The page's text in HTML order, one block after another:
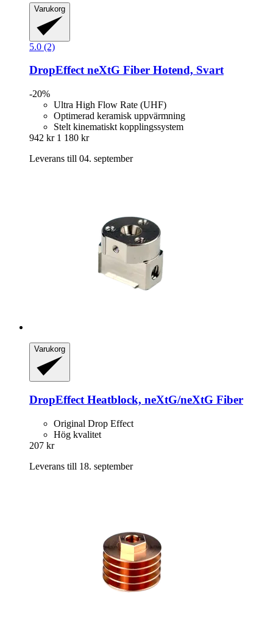
Varukorg
5.0 (2)
DropEffectneXtG Fiber Hotend, Svart
-20%
Ultra High Flow Rate (UHF)
Optimerad keramisk uppvärmning
Stelt kinematiskt kopplingssystem
942 kr 1 180 kr
Leverans till 04. september
Varukorg
DropEffect Heatblock, neXtG/neXtG Fiber
Original Drop Effect
Hög kvalitet
207 kr
Leverans till 18. september